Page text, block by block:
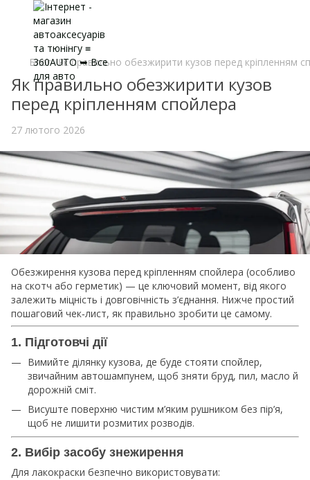
Блог Як правильно обезжирити кузов перед кріпленням
Як правильно обезжирити кузов
перед кріпленням спойлера
27 лютого 2026
Обезжирення кузова перед кріпленням спойлера (особливо
на скотч або герметик) — це ключовий момент, від якого
залежить міцність і довговічність з’єднання. Нижче простий
пошаговий чек‑лист, як правильно зробити це самому.
1. Підготовчі дії
Вимийте ділянку кузова, де буде стояти спойлер,
звичайним автошампунем, щоб зняти бруд, пил, масло й
дорожній сміт.
Висуште поверхню чистим м’яким рушником без пір’я,
щоб не лишити розмитих розводів.
2. Вибір засобу знежирення
Для лакокраски безпечно використовувати: